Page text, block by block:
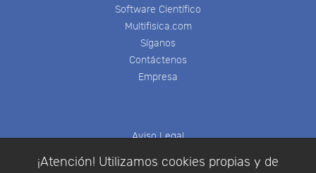
¡Atención! Utilizamos cookies propias y de
Software Científico
Multifisica.com
Síganos
Contáctenos
Empresa
Aviso Legal